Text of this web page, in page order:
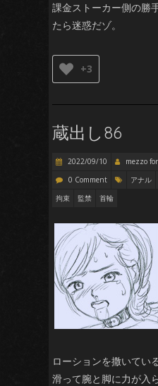
課金ストーカー側の勝
たら迷惑だゾ。
+3
蔵出し86
2022/09/10 mezzo
0 Comment
アナル
拘束
監禁 首輪
ローションを撒いてい
滑って腕と脚に力が入